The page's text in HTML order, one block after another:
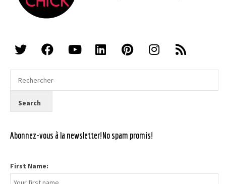
Abonnez-vous à la newsletter!No spam promis!
First Name: